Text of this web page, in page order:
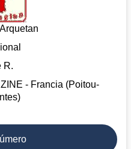
R.
- Francia (Poitou-